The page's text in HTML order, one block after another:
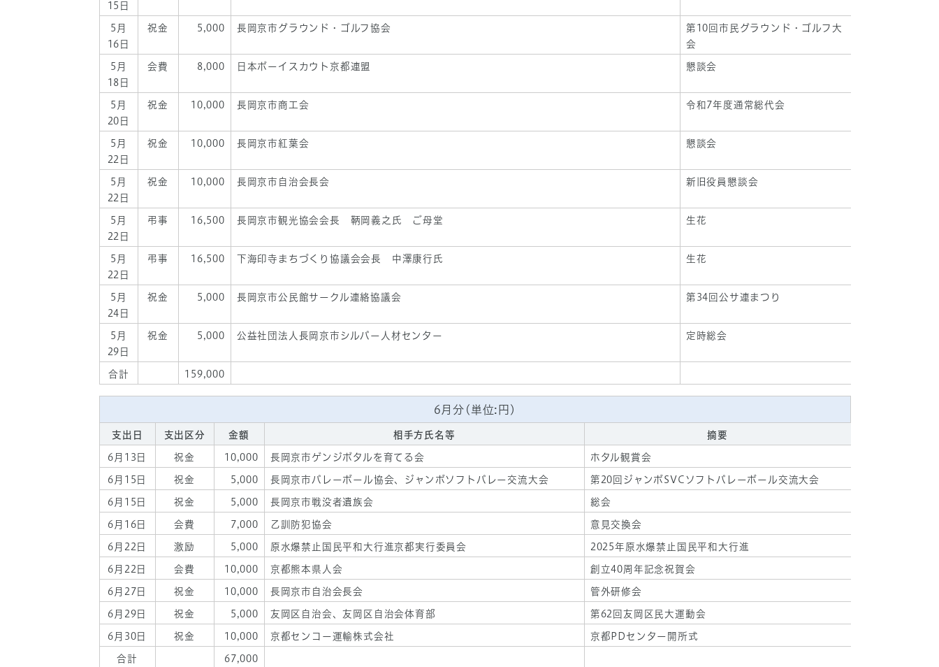
15日
5月
16日
祝金 5,000 長岡京市グラウンド・ゴルフ協会
第10回市民グラウンド・ゴルフ大
会
5月
18日
会費 8,000 日本ボーイスカウト京都連盟 懇談会
5月
20日
祝金 10,000 長岡京市商工会 令和7年度通常総代会
5月
22日
祝金 10,000 長岡京市紅葉会 懇談会
5月
22日
祝金 10,000 長岡京市自治会長会 新旧役員懇談会
5月
22日
弔事 16,500 長岡京市観光協会会長 鞆岡義之氏 ご母堂 生花
5月
22日
弔事 16,500 下海印寺まちづくり協議会会長 中澤康行氏 生花
5月
24日
祝金 5,000 長岡京市公民館サークル連絡協議会 第34回公サ連まつり
5月
29日
祝金 5,000 公益社団法人長岡京市シルバー人材センター 定時総会
合計 159,000
6月分(単位:円)
支出日 支出区分 金額 相手方氏名等 摘要
6月13日 祝金 10,000 長岡京市ゲンジボタルを育てる会 ホタル観賞会
6月15日 祝金 5,000 長岡京市バレーボール協会、ジャンボソフトバレー交流大会 第20回ジャンボSVCソフトバレーボール交流大会
6月15日 祝金 5,000 長岡京市戦没者遺族会 総会
6月16日 会費 7,000 乙訓防犯協会 意見交換会
6月22日 激励 5,000 原水爆禁止国民平和大行進京都実行委員会 2025年原水爆禁止国民平和大行進
6月22日 会費 10,000 京都熊本県人会 創立40周年記念祝賀会
6月27日 祝金 10,000 長岡京市自治会長会 管外研修会
6月29日 祝金 5,000 友岡区自治会、友岡区自治会体育部 第62回友岡区民大運動会
6月30日 祝金 10,000 京都センコー運輸株式会社 京都PDセンター開所式
合計 67,000